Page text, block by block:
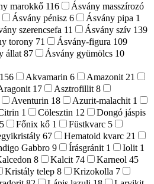
marokkő 116
Ásvány masszírozó
Ásvány pénisz 6 Ásvány pipa 1
szerencsefa 11 Ásvány szív 139
torony 71 Ásvány-figura 109
állat 87 Ásvány gyümölcs 10
156 Akvamarin 6 Amazonit 21
17 Asztrofillit 8
Aventurin 18 Azurit-malachit 1
1 Cölesztin 12
Dongó jáspis
Főnix kő 1 Füstkvarc 5
67 Hematoid kvarc 21
Gabbro 9 Írásgránit 1 Iolit 1
8 Kalcit 74 Karneol 45
Kristály telep 8 Krizokolla 7